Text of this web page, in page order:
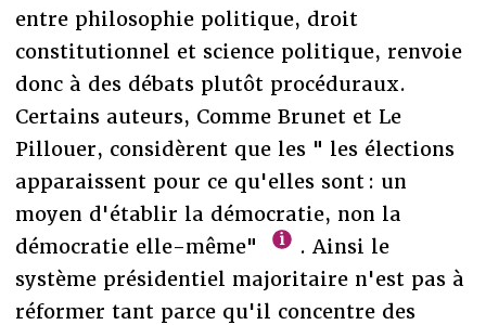
entre philosophie politique, droit
constitutionnel et science politique, renvoie
donc à des débats plutôt procéduraux.
Certains auteurs, Comme Brunet et Le
Pillouer, considèrent que les " les élections
apparaissent pour ce qu'elles sont : un
moyen d'établir la démocratie, non la
démocratie elle-même"
. Ainsi le
système présidentiel majoritaire n'est pas à
réformer tant parce qu'il concentre des